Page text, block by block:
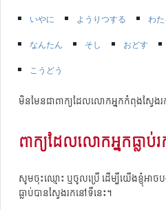
いやに ようりつする わ
なんたん
そし おどす
こうどう
មិនមែនជាពាក្យដែលលោកអ្នកកំពុងស្វែងរ
ពាក្យដែលលោកអ្នកធ្លាប់
សូមចុះឈ្មោះ ឬចូលប្រើ ដើម្បីយើងខ្ញុំអាច
ធ្លាប់បានស្វែងរកនៅទីនេះ។